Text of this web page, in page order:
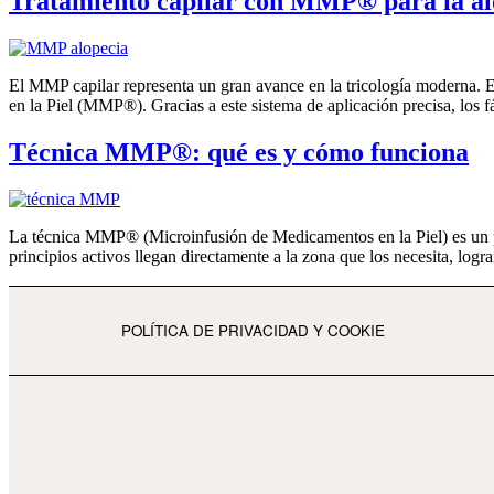
El MMP capilar representa un gran avance en la tricología
en la Piel (MMP®). Gracias a este sistema de aplicación precisa,
Técnica MMP®: qué es y cómo funciona
La técnica MMP® (Microinfusión de Medicamentos en la Piel) es un
principios activos llegan directamente a la zona que los necesita,
POLÍTICA DE PRIVACIDAD Y COOKIE